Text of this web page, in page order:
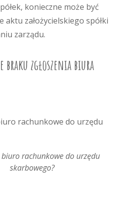
konieczne może być
założycielskiego spółki
zarządu.
braku zgłoszenia biura
biuro rachunkowe do urzędu
skarbowego?